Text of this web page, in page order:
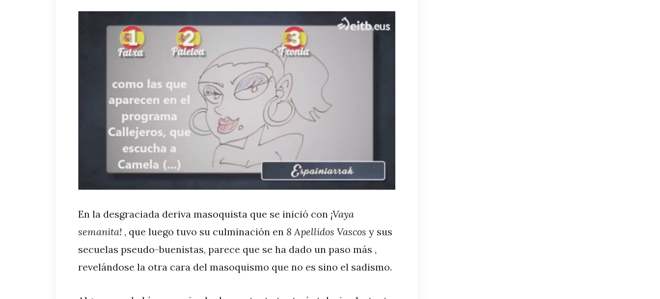
En la desgraciada deriva masoquista que se inició con ¡Vaya
semanita! , que luego tuvo su culminación en 8 Apellidos Vascos y sus
secuelas pseudo-buenistas, parece que se ha dado un paso más ,
revelándose la otra cara del masoquismo que no es sino el sadismo.